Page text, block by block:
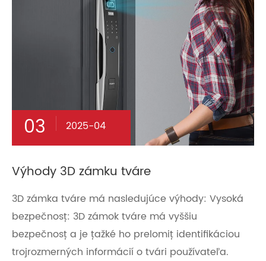
03 2025-04
Výhody 3D zámku tváre
3D zámka tváre má nasledujúce výhody: Vysoká
bezpečnosť: 3D zámok tváre má vyššiu
bezpečnosť a je ťažké ho prelomiť identifikáciou
trojrozmerných informácií o tvári používateľa.